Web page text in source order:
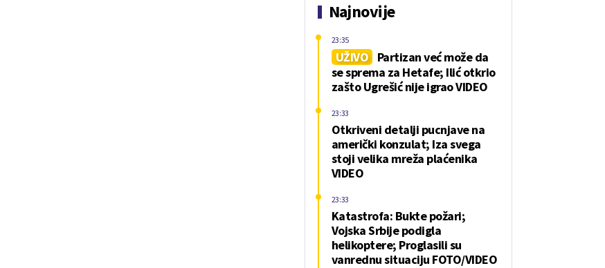
Najnovije
UŽIVO
Partizan već može da
se sprema za Hetafe; Ilić otkrio
zašto Ugrešić nije igrao VIDEO
23:35
Otkriveni detalji pucnjave na
američki konzulat; Iza svega
stoji velika mreža plaćenika
VIDEO
23:33
Katastrofa: Bukte požari;
Vojska Srbije podigla
helikoptere; Proglasili su
vanrednu situaciju FOTO/VIDEO
23:33